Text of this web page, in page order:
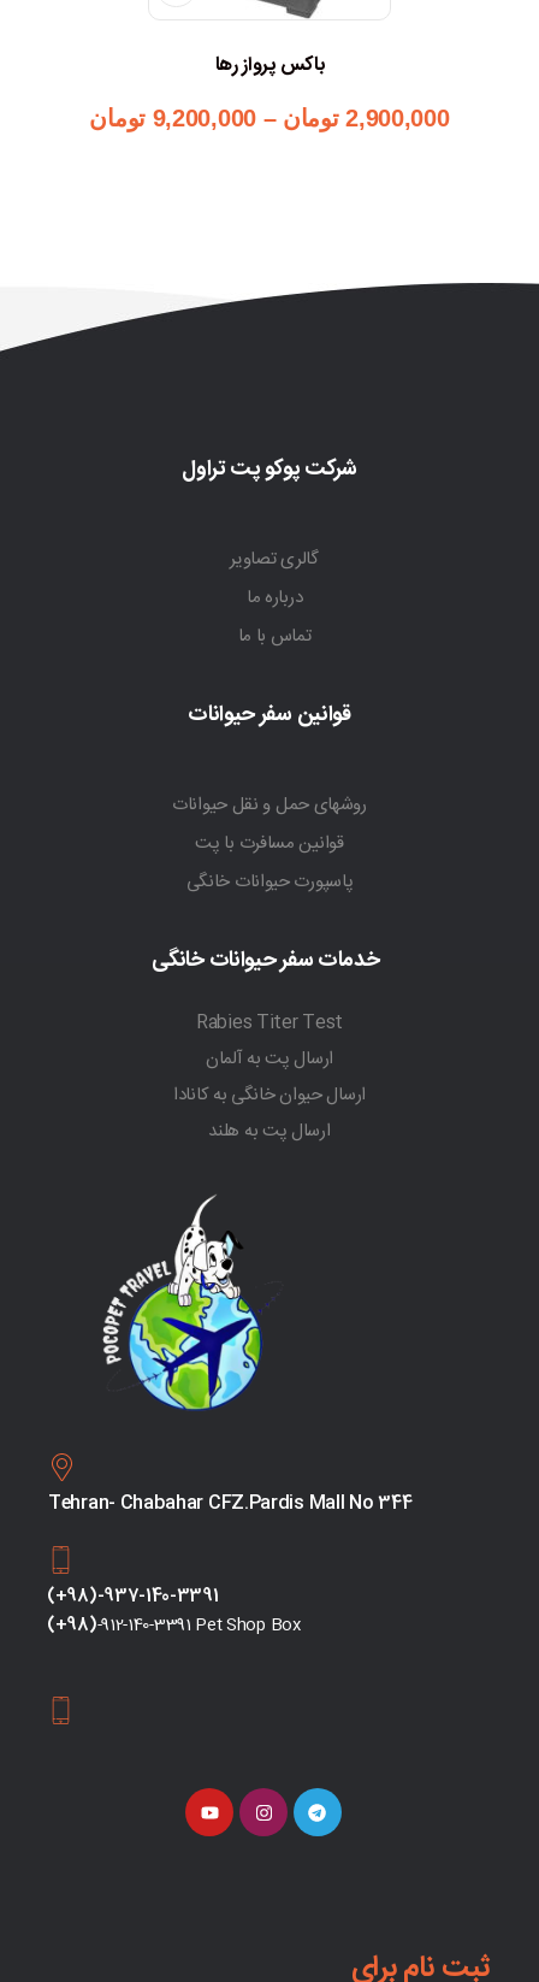
باکس پرواز رها
2,900,000 تومان –
9,200,000 تومان
شرکت پوکو پت تراول
گالری تصاویر
درباره ما
تماس با ما
قوانین سفر حیوانات
روشهای حمل و نقل حیوانات
قوانین مسافرت با پت
پاسپورت حیوانات خانگی
خدمات سفر حیوانات خانگی
Rabies Titer Test
ارسال پت به آلمان
ارسال حیوان خانگی به کانادا
ارسال پت به هلند
Tehran- Chabahar CFZ.Pardis Mall No 344
(+98)-937-140-3391
(+98)-912-140-3391 Pet Shop Box
ثبت نام برای